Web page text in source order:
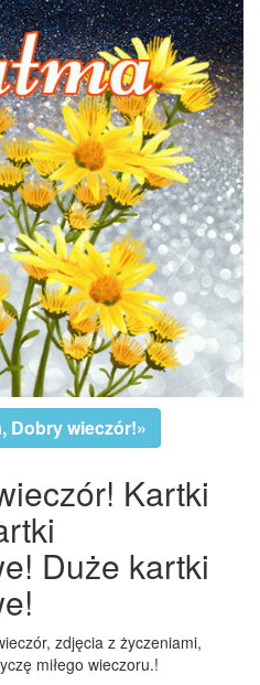
Dobry wieczór!»
Kartki
Duże kartki
zdjęcia z życzeniami,
miłego wieczoru.!